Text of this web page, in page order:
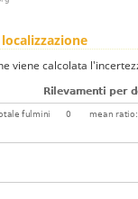
viene calcolata